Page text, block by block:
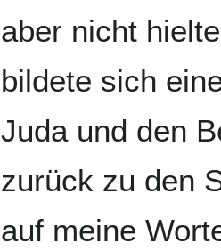
aber nicht
bildete sich
Juda und den
zurück zu den
auf meine